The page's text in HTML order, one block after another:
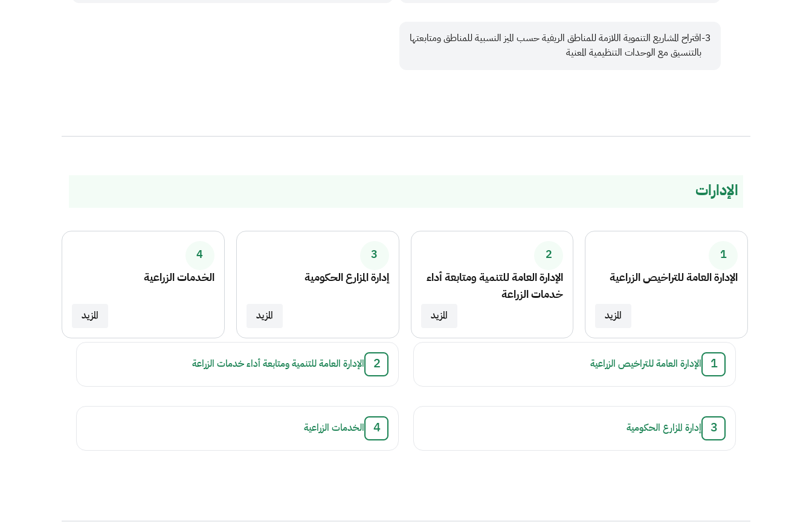
اقتراح المشاريع التنموية اللازمة للمناطق الريفية حسب الميز النسبية للمناطق ومتابعتها
بالتنسيق مع الوحدات التنظيمية المعنية
الإدارات
1
الإدارة العامة للتراخيص الزراعية
المزيد
2
الإدارة العامة للتنمية ومتابعة أداء
خدمات الزراعة
المزيد
3
إدارة المزارع الحكومية
المزيد
4
الخدمات الزراعية
المزيد
الإدارة العامة للتراخيص الزراعية الإدارة العامة للتنمية ومتابعة أداء خدمات الزراعة
إدارة المزارع الحكومية الخدمات الزراعية